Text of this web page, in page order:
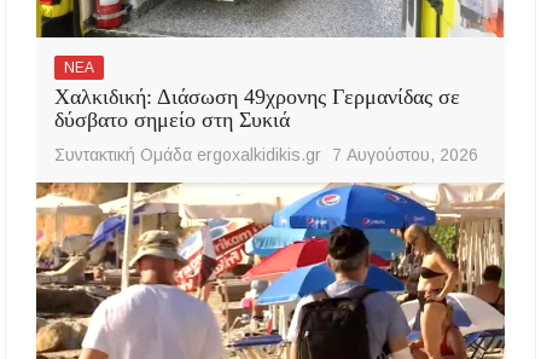
ΝΕΑ
Χαλκιδική: Διάσωση 49χρονης Γερμανίδας σε
δύσβατο σημείο στη Συκιά
Συντακτική Ομάδα ergoxalkidikis.gr 7 Αυγούστου, 2026